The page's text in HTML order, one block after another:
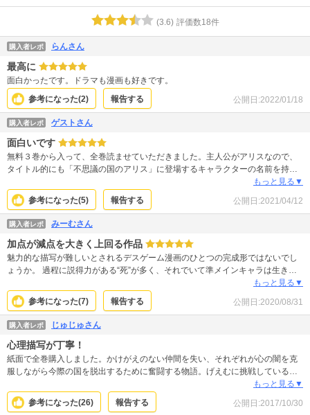
(3.6) 評価数18件
購入者レポ らんさん
最高に
面白かったです。ドラマも漫画も好きです。
参考になった(2) 報告する 公開日:2022/01/18
購入者レポ ゲストさん
面白いです
無料３巻から入って、全巻読ませていただきました。主人公がアリスなので、
タイトル的にも「不思議の国のアリス」に登場するキャラクターの名前を持っ
た人物がサブ主役的な感じで沢山でてきます。殺しあいのゲームというより
は、死なないために殺してしまうゲームというか(違う人も出てきますが)。それ
ぞれの生い立ちや生き方、考え方があり、それが描かれているため入り込みや
すいです。最終話では、ああ だから今際の国…と納得。周りが光る衝撃が花
火の演出なのも納得。色々と思うことはありますが、全体的に良く出来ていて
面白かったです。
もっと見る▼
参考になった(5) 報告する 公開日:2021/04/12
購入者レポ みーむさん
加点が減点を大きく上回る作品
魅力的な描写が難しいとされるデスゲーム漫画のひとつの完成形ではないでし
ょうか。 過程に説得力がある“死”が多く、それでいて準メインキャラは生き延
るのは色々な意味で超人が数名いることくらいです。 それ以外の粗は気にしな
いで読める程度のもの。 マイナスを補ってなお余りあるプラスを持つ漫画でし
た。
もっと見る▼
参考になった(7) 報告する 公開日:2020/08/31
購入者レポ じゅじゅさん
心理描写が丁寧！
紙面で全巻購入しました。かけがえのない仲間を失い、それぞれが心の闇を克
服しながら今際の国を脱出するために奮闘する物語。げえむに挑戦している時
の臨場感や、登場人物の気持ちの揺らぎ、他者との駆け引きがリアルで次々と
読み進められます！結末には賛否両論あると思いますが、私は納得です。最後
まで飽きずに読むことができ、また何度読んでも新たな発見があり、何度でも
もっと見る▼
参考になった(26) 報告する 公開日:2017/10/30